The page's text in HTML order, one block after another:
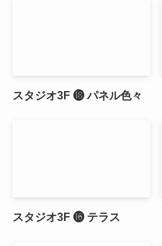
スタジオ3F ⓲ パネル色々
スタジオ3F ⓰ テラス